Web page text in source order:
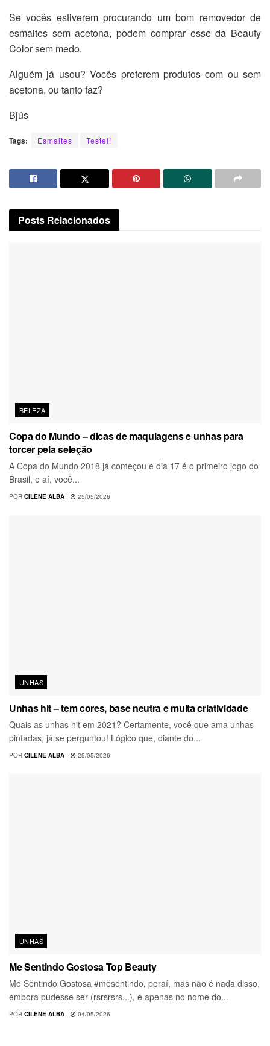
Se vocês estiverem procurando um bom removedor de
esmaltes sem acetona, podem comprar esse da Beauty
Color sem medo.
Alguém já usou? Vocês preferem produtos com ou sem
acetona, ou tanto faz?
Bjús
Tags: Esmaltes Testei!
Posts Relacionados
BELEZA
Copa do Mundo – dicas de maquiagens e unhas para
torcer pela seleção
A Copa do Mundo 2018 já começou e dia 17 é o primeiro jogo do
Brasil, e aí, você...
POR CILENE ALBA 25/05/2026
UNHAS
Unhas hit – tem cores, base neutra e muita criatividade
Quais as unhas hit em 2021? Certamente, você que ama unhas
pintadas, já se perguntou! Lógico que, diante do...
POR CILENE ALBA 25/05/2026
UNHAS
Me Sentindo Gostosa Top Beauty
Me Sentindo Gostosa #mesentindo, peraí, mas não é nada disso,
embora pudesse ser (rsrsrsrs...), é apenas no nome do...
POR CILENE ALBA 04/05/2026